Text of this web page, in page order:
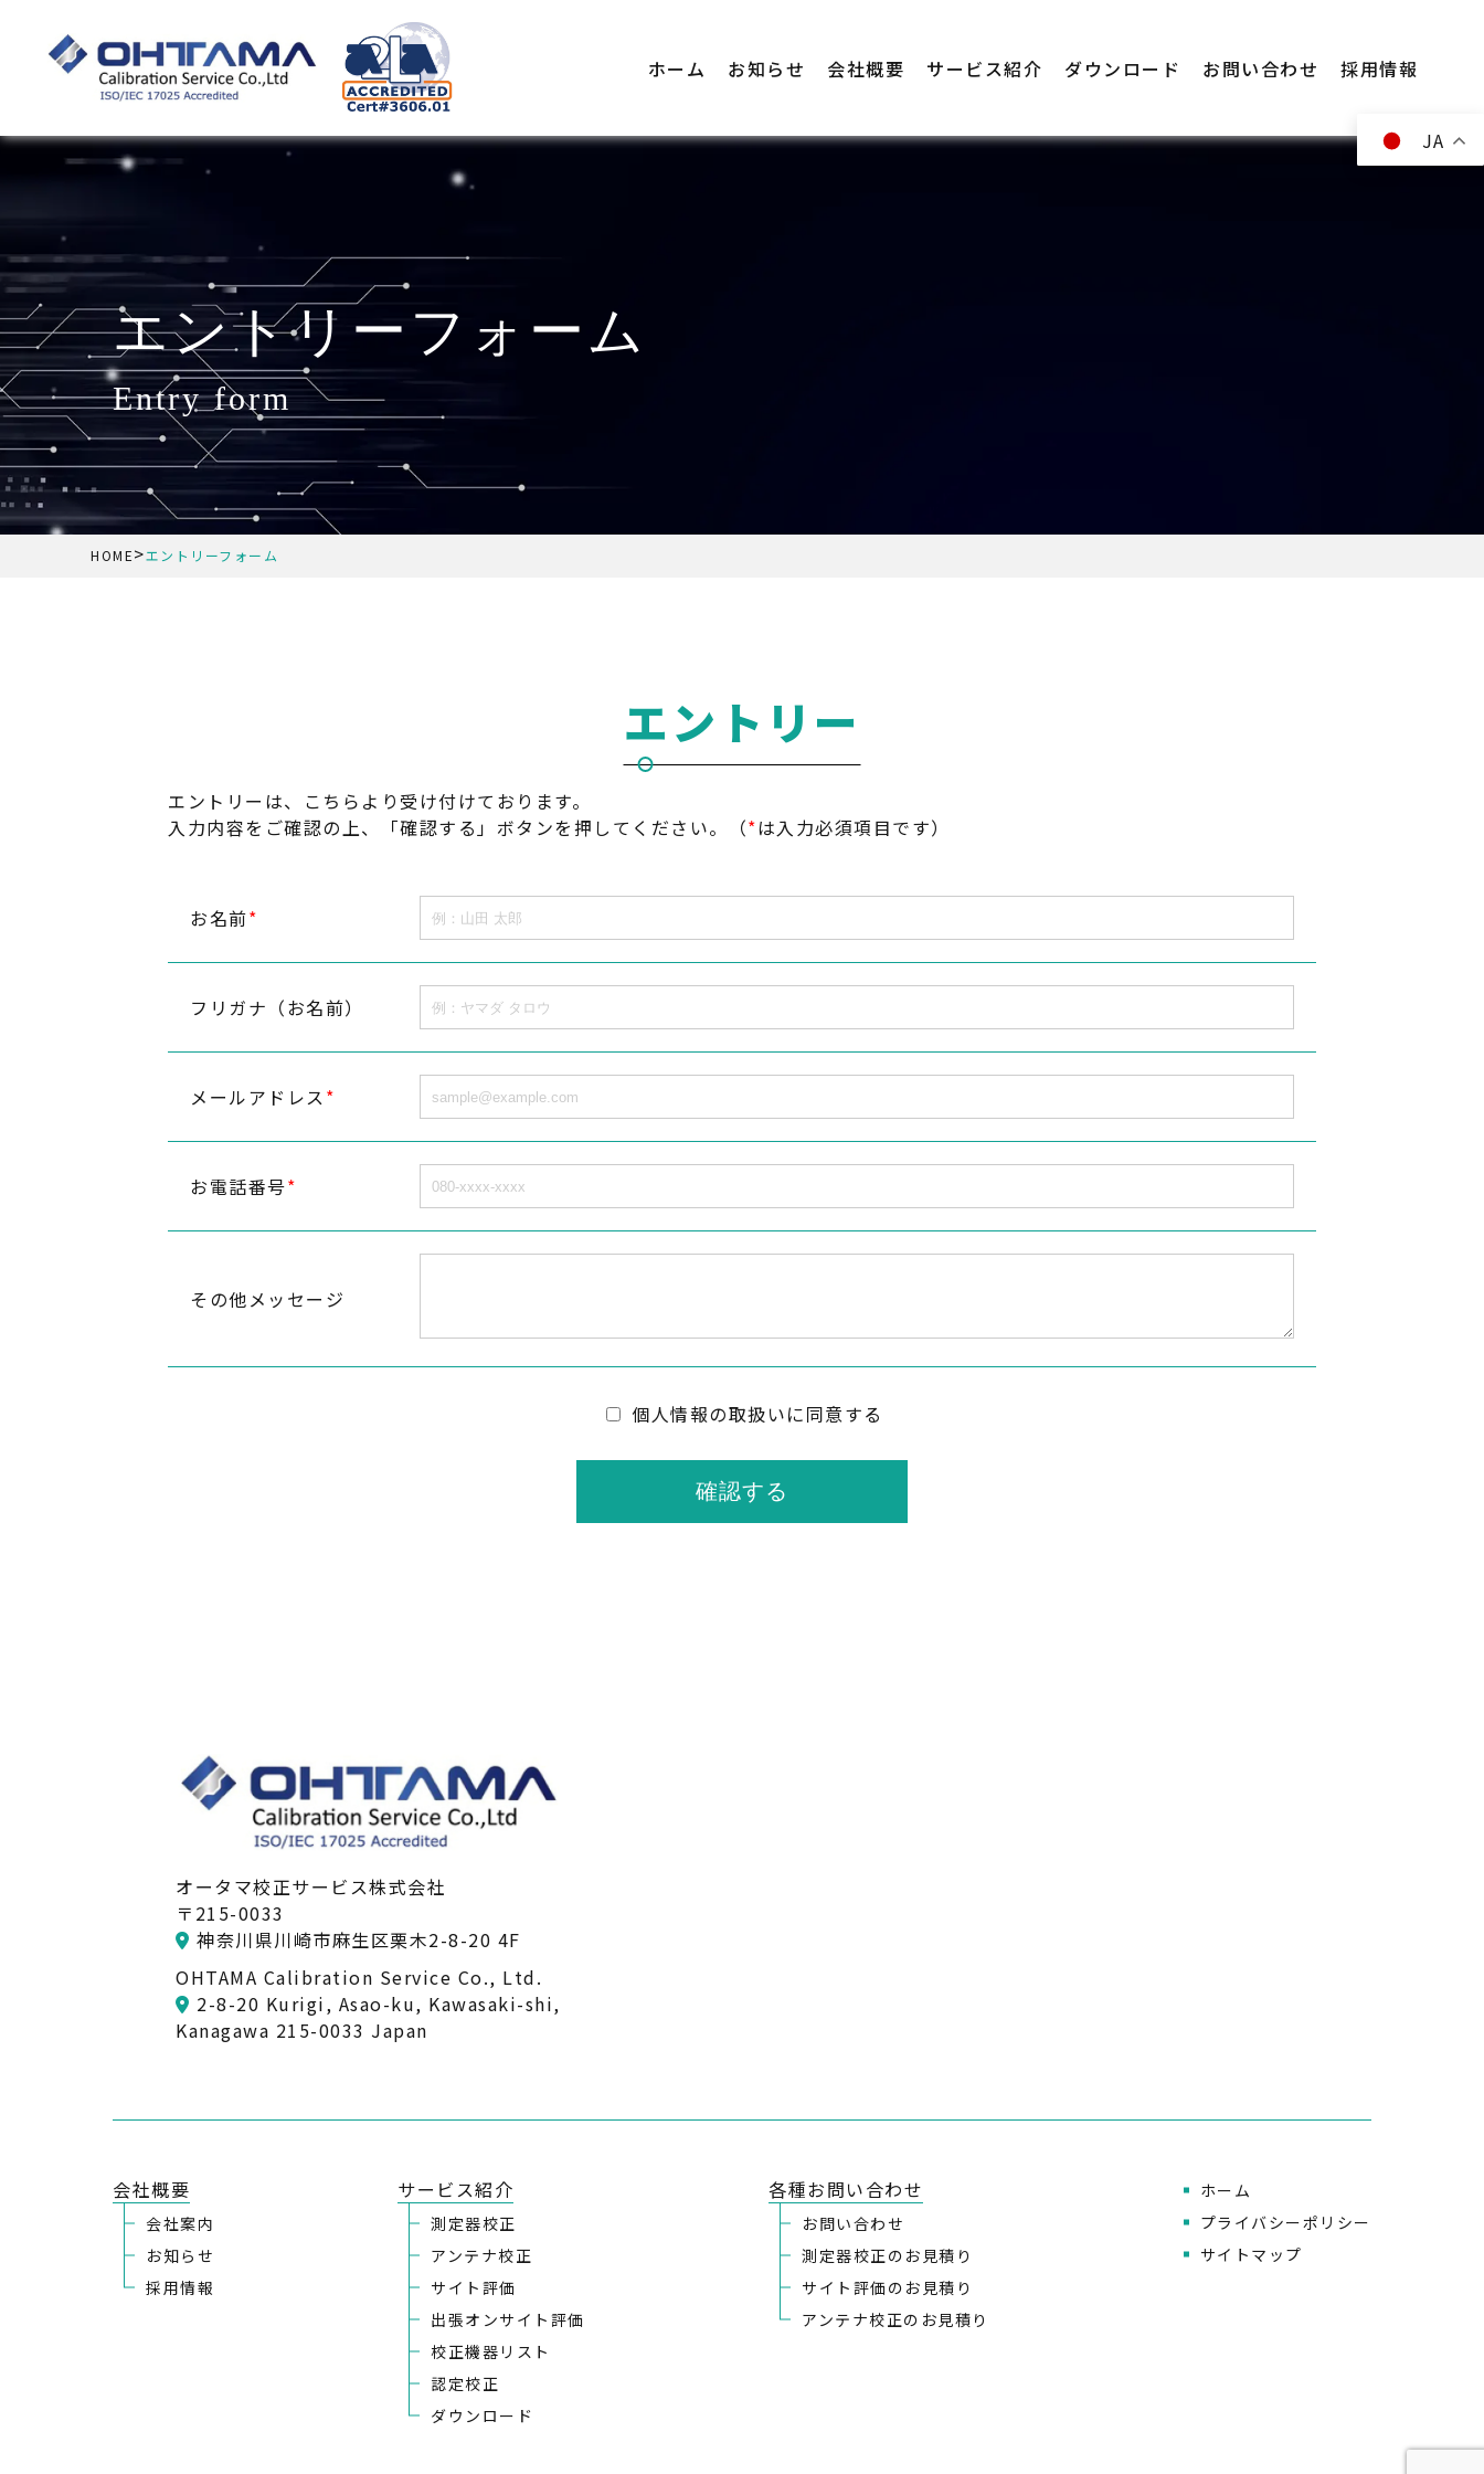
ホーム お知らせ 会社概要 サービス紹介 ダウンロード お問い合わせ 採用情報
JA
エントリーフォーム
entry form
HOME>エントリーフォーム
エントリー
エントリーは、 こちらより受け付けております。
入力内容をご確認の上、
「確認する」ボタンを押してください。 （*は入力必須項目です）
お名前*
フリガナ（お名前）
メールアドレス*
お電話番号*
その他メッセージ
個人情報の取扱いに同意する
オータマ校正サービス株式会社
〒215-0033
神奈川県川崎市麻生区栗木2-8-20 4F
OHTAMA Calibration Service Co., Ltd.
2-8-20 Kurigi, Asao-ku, Kawasaki-shi,
Kanagawa 215-0033 Japan
会社概要
会社案内
お知らせ
採用情報
サービス紹介
測定器校正
アンテナ校正
サイト評価
出張オンサイト評価
校正機器リスト
認定校正
ダウンロード
各種お問い合わせ
お問い合わせ
測定器校正のお見積り
サイト評価のお見積り
アンテナ校正のお見積り
ホーム
プライバシーポリシー
サイトマップ